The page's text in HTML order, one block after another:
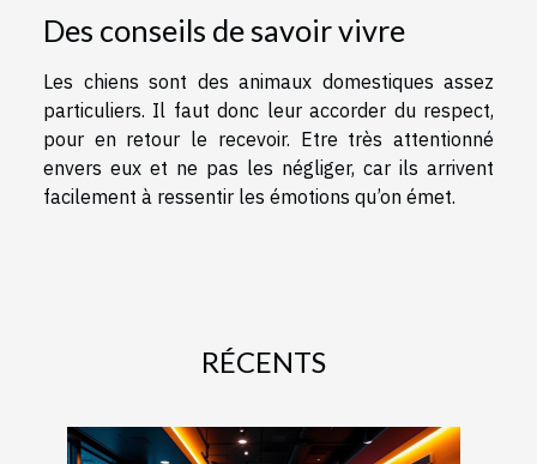
Des conseils de savoir vivre
Les chiens sont des animaux domestiques assez
particuliers. Il faut donc leur accorder du respect,
pour en retour le recevoir. Etre très attentionné
envers eux et ne pas les négliger, car ils arrivent
facilement à ressentir les émotions qu’on émet.
RÉCENTS